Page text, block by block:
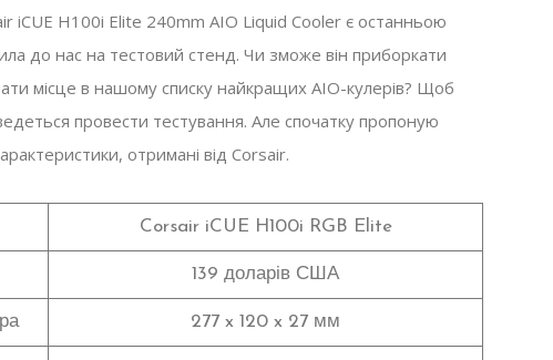
iCUE H100i Elite 240mm AIO Liquid Cooler є останньою
до нас на тестовий стенд. Чи зможе він приборкати
місце в нашому списку найкращих AIO-кулерів? Щоб
провести тестування. Але спочатку пропоную
отримані від Corsair.
Corsair iCUE H100i RGB Elite
139 доларів США
277 x 120 x 27 мм